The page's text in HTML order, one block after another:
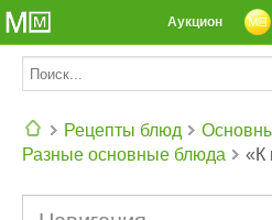
Аукцион
Рецепты блюд
Разные основные блюда
«К